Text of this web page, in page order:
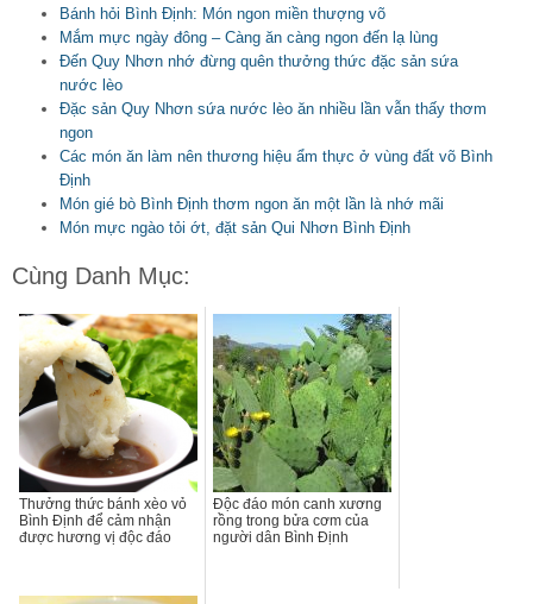
Bánh hỏi Bình Định: Món ngon miền thượng võ
Mắm mực ngày đông – Càng ăn càng ngon đến lạ lùng
Đến Quy Nhơn nhớ đừng quên thưởng thức đặc sản sứa
nước lèo
Đặc sản Quy Nhơn sứa nước lèo ăn nhiều lần vẫn thấy thơm
ngon
Các món ăn làm nên thương hiệu ẩm thực ở vùng đất võ Bình
Định
Món gié bò Bình Định thơm ngon ăn một lần là nhớ mãi
Món mực ngào tỏi ớt, đặt sản Qui Nhơn Bình Định
Cùng Danh Mục:
Thưởng thức bánh xèo vỏ
Bình Định để cảm nhận
được hương vị độc đáo
Độc đáo món canh xương
rồng trong bửa cơm của
người dân Bình Định